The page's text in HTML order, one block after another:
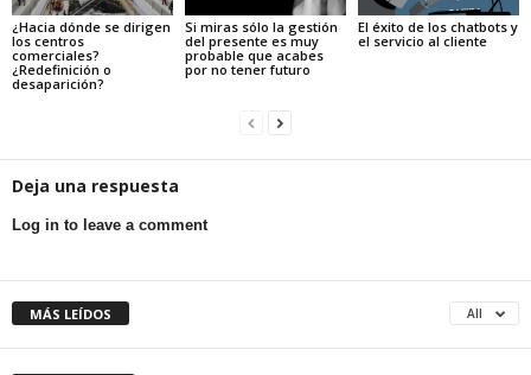
¿Hacia dónde se dirigen
los centros
comerciales?
¿Redefinición o
desaparición?
Si miras sólo la gestión
del presente es muy
probable que acabes
por no tener futuro
El éxito de los chatbots y
el servicio al cliente
Deja una respuesta
Log in to leave a comment
MÁS LEÍDOS All